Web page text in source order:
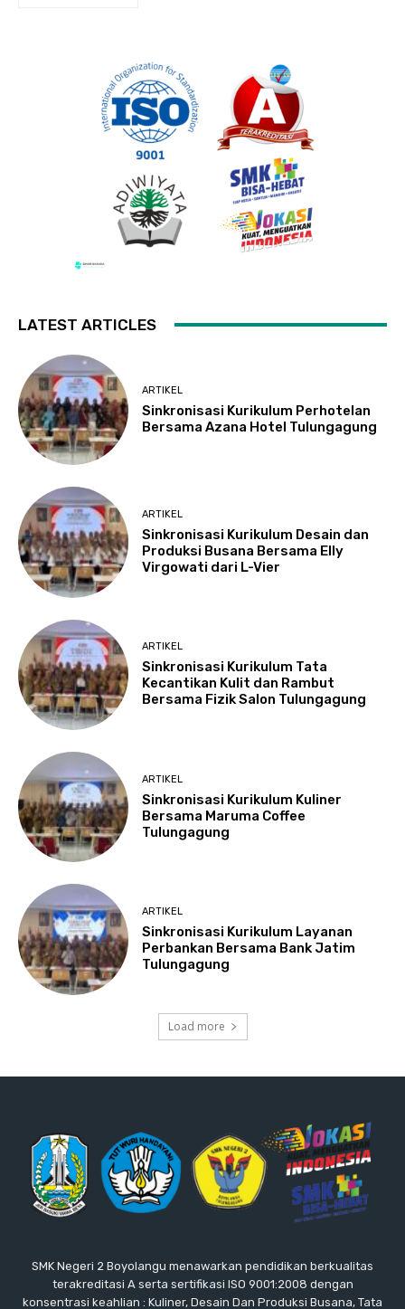
LATEST ARTICLES
ARTIKEL
Sinkronisasi Kurikulum Perhotelan
Bersama Azana Hotel Tulungagung
ARTIKEL
Sinkronisasi Kurikulum Desain dan
Produksi Busana Bersama Elly
Virgowati dari L-Vier
ARTIKEL
Sinkronisasi Kurikulum Tata
Kecantikan Kulit dan Rambut
Bersama Fizik Salon Tulungagung
ARTIKEL
Sinkronisasi Kurikulum Kuliner
Bersama Maruma Coffee
Tulungagung
ARTIKEL
Sinkronisasi Kurikulum Layanan
Perbankan Bersama Bank Jatim
Tulungagung
Load more
SMK Negeri 2 Boyolangu menawarkan pendidikan berkualitas
terakreditasi A serta sertifikasi ISO 9001:2008 dengan
konsentrasi keahlian : Kuliner, Desain Dan Produksi Busana, Tata